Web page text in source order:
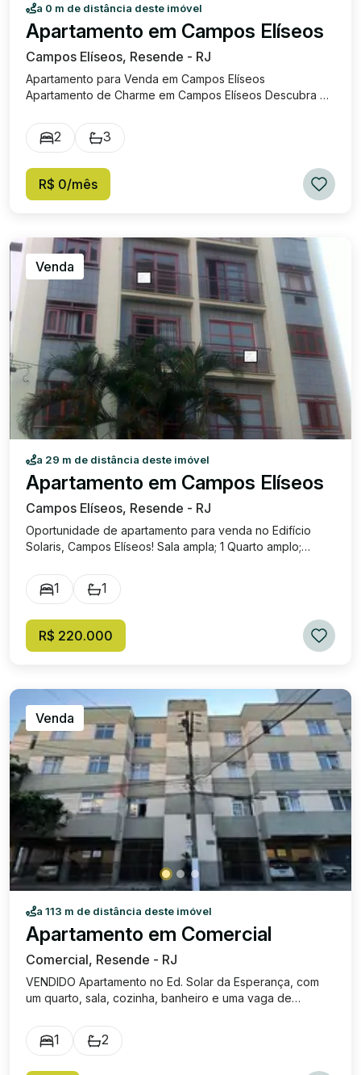
a 0 m de distância deste imóvel
Apartamento em Campos Elíseos
Campos Elíseos, Resende - RJ
Apartamento para Venda em Campos Elíseos
Apartamento de Charme em Campos Elíseos Descubra o
sofisticado apartamento que combina conforto e estilo.
Área Construída: não especificada Área Total: não
Vagas de Garagem: 1 Este encantador apartamento
oferece a combinação perfeita de localização e
lazer ou recepção de amigos e familiares. Sua suíte
ampla proporciona privacidade e conforto, enquanto os
outros dormitórios oferecem espaço suficiente para
acomodar toda a família. Não perca a oportunidade de
viver em um dos bairros mais desejados da cidade.
Venha conhecer este excelente apartamento e faça dele
o seu novo lar!
2 3
R$ 0/mês
Venda
a 29 m de distância deste imóvel
Apartamento em Campos Elíseos
Campos Elíseos, Resende - RJ
Oportunidade de apartamento para venda no Edifício
Solaris, Campos Elíseos! Sala ampla; 1 Quarto amplo;
de garagem coberta; VENDA: R$ 220.000,00 Cond: R$
420,00 (VALOR APROXIMADO) Excelente localização!
centro de Resende!
1 1
R$ 220.000
Venda
a 113 m de distância deste imóvel
Apartamento em Comercial
Comercial, Resende - RJ
VENDIDO Apartamento no Ed. Solar da Esperança, com
um quarto, sala, cozinha, banheiro e uma vaga de
bairro Comercial, perto de comércio e com fácil acesso
para a Dutra.
1 2